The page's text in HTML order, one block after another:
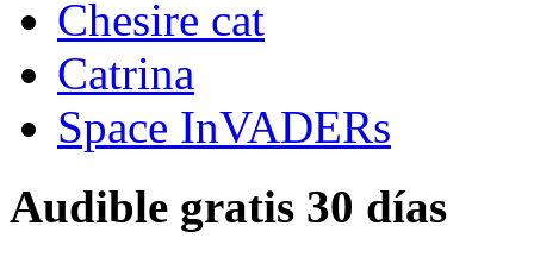
Chesire cat
Catrina
Space InVADERs
Audible gratis 30 días